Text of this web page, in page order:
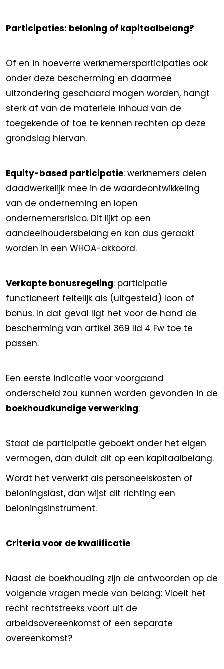
Participaties: beloning of kapitaalbelang?
Of en in hoeverre werknemersparticipaties ook
onder deze bescherming en daarmee
uitzondering geschaard mogen worden, hangt
sterk af van de materiële inhoud van de
toegekende of toe te kennen rechten op deze
grondslag hiervan.
Equity-based participatie: werknemers delen
daadwerkelijk mee in de waardeontwikkeling
van de onderneming en lopen
ondernemersrisico. Dit lijkt op een
aandeelhoudersbelang en kan dus geraakt
worden in een WHOA-akkoord.
Verkapte bonusregeling: participatie
functioneert feitelijk als (uitgesteld) loon of
bonus. In dat geval ligt het voor de hand de
bescherming van artikel 369 lid 4 Fw toe te
passen.
Een eerste indicatie voor voorgaand
onderscheid zou kunnen worden gevonden in de
boekhoudkundige verwerking:
Staat de participatie geboekt onder het eigen
vermogen, dan duidt dit op een kapitaalbelang.
Wordt het verwerkt als personeelskosten of
beloningslast, dan wijst dit richting een
beloningsinstrument.
Criteria voor de kwalificatie
Naast de boekhouding zijn de antwoorden op de
volgende vragen mede van belang: Vloeit het
recht rechtstreeks voort uit de
arbeidsovereenkomst of een separate
overeenkomst?